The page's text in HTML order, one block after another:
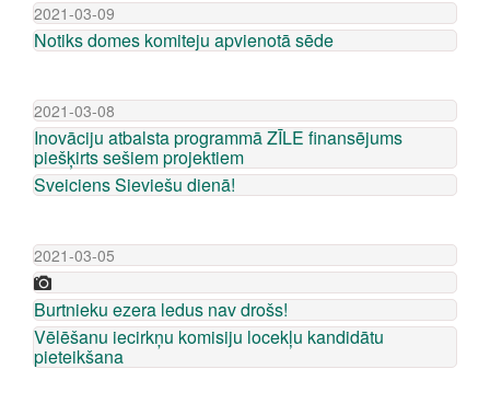
2021-03-09
Notiks domes komiteju apvienotā sēde
2021-03-08
Inovāciju atbalsta programmā ZĪLE finansējums
piešķirts sešiem projektiem
Sveiciens Sieviešu dienā!
2021-03-05
Burtnieku ezera ledus nav drošs!
​Vēlēšanu iecirkņu komisiju locekļu kandidātu
pieteikšana